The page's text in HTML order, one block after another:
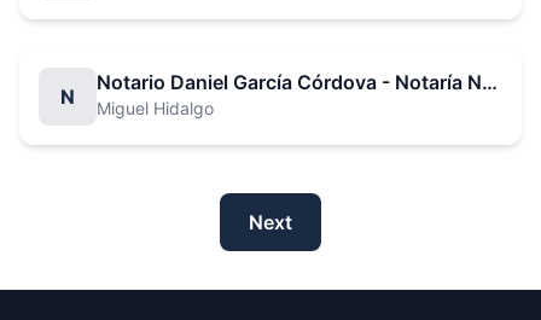
N
Notario Daniel García Córdova - Notaría No. 22
Miguel Hidalgo
Next